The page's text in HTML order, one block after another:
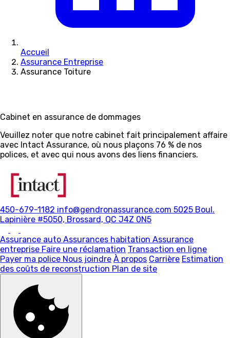
Accueil
Assurance Entreprise
Assurance Toiture
Cabinet en assurance de dommages
Veuillez noter que notre cabinet fait principalement affaire
avec Intact Assurance, où nous plaçons 76 % de nos
polices, et avec qui nous avons des liens financiers.
450-679-1182 info@gendronassurance.com 5025 Boul.
Lapinière #5050, Brossard, QC J4Z 0N5
Assurance auto Assurances habitation Assurance
entreprise Faire une réclamation Transaction en ligne
Payer ma police Nous joindre À propos Carrière Estimation
des coûts de reconstruction Plan de site